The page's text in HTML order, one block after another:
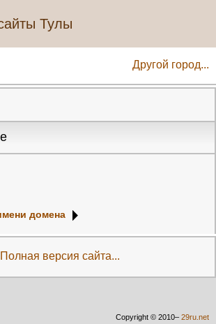
Тулы
Другой город...
домена
Полная версия сайта...
Copyright © 2010– 29ru.net